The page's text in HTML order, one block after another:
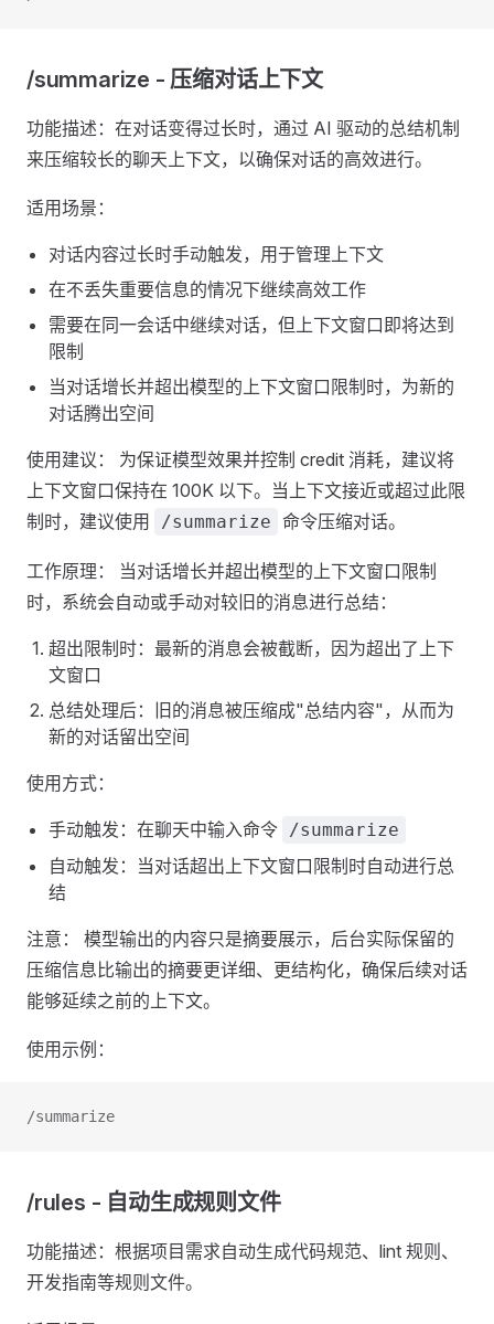
/summarize - 压缩对话上下文
功能描述：在对话变得过长时，通过 AI 驱动的总结机制
来压缩较长的聊天上下文，以确保对话的高效进行。
适用场景：
对话内容过长时手动触发，用于管理上下文
在不丢失重要信息的情况下继续高效工作
需要在同一会话中继续对话，但上下文窗口即将达到
限制
当对话增长并超出模型的上下文窗口限制时，为新的
对话腾出空间
使用建议： 为保证模型效果并控制 credit 消耗，建议将
上下文窗口保持在 100K 以下。当上下文接近或超过此限
制时，建议使用
/summarize 命令压缩对话。
工作原理： 当对话增长并超出模型的上下文窗口限制
时，系统会自动或手动对较旧的消息进行总结：
超出限制时：最新的消息会被截断，因为超出了上下
文窗口
总结处理后：旧的消息被压缩成"总结内容"，从而为
新的对话留出空间
使用方式：
手动触发：在聊天中输入命令 /summarize
自动触发：当对话超出上下文窗口限制时自动进行总
结
注意： 模型输出的内容只是摘要展示，后台实际保留的
压缩信息比输出的摘要更详细、更结构化，确保后续对话
能够延续之前的上下文。
使用示例：
/summarize
/rules - 自动生成规则文件
功能描述：根据项目需求自动生成代码规范、lint 规则、
开发指南等规则文件。